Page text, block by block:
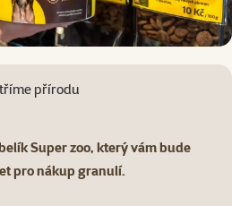
přírodu
Super zoo, který vám bude
pro nákup granulí.